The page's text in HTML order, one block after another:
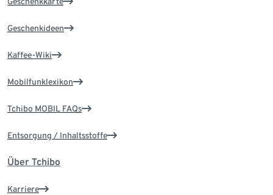
Geschenkideen
Kaffee-Wiki
Mobilfunklexikon
Tchibo MOBIL FAQs
Entsorgung / Inhaltsstoffe
Über Tchibo
Karriere